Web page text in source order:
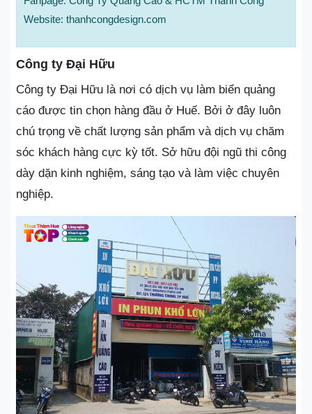
Website: thanhcongdesign.com
Công ty Đại Hữu
Công ty Đại Hữu là nơi có dịch vụ làm biển quảng
cáo được tin chọn hàng đầu ở Huế. Bởi ở đây luôn
chú trọng về chất lượng sản phẩm và dịch vụ chăm
sóc khách hàng cực kỳ tốt. Sở hữu đội ngũ thi công
dày dặn kinh nghiệm, sáng tạo và làm việc chuyên
nghiệp.